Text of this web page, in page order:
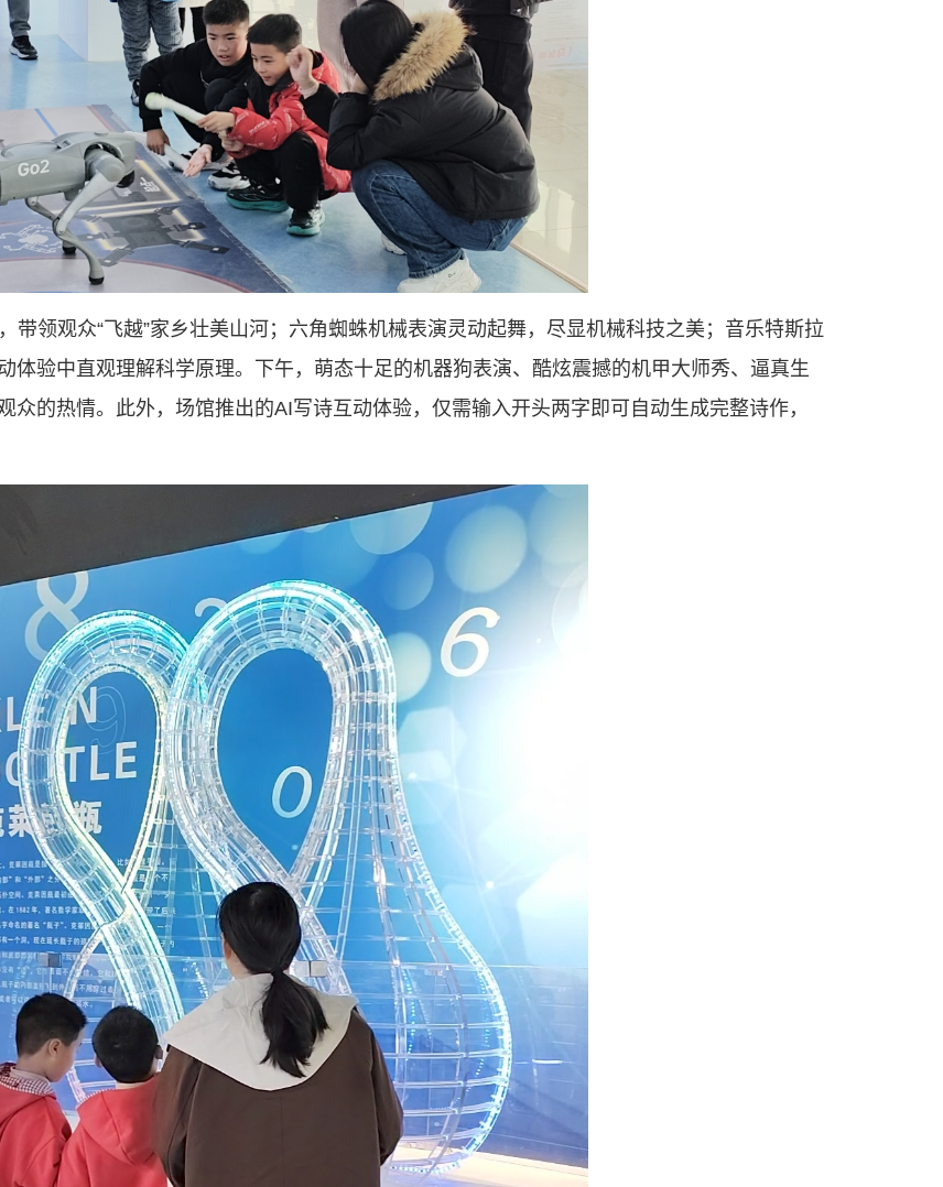
领观众“飞越”家乡壮美山河；六角蜘蛛机械表演灵动起舞，尽显机械科技之美；音乐特斯拉
体验中直观理解科学原理。下午，萌态十足的机器狗表演、酷炫震撼的机甲大师秀、逼真生
的热情。此外，场馆推出的AI写诗互动体验，仅需输入开头两字即可自动生成完整诗作，